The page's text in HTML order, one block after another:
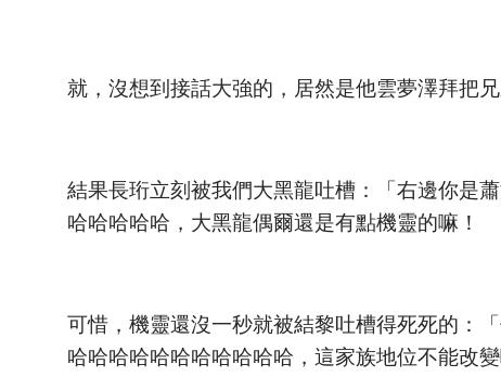
就，沒想到接話大強的，居然是他雲夢澤拜把
結果長珩立刻被我們大黑龍吐槽：「右邊你是
哈哈哈哈哈，大黑龍偶爾還是有點機靈的嘛！
可惜，機靈還沒一秒就被結黎吐槽得死死的：
哈哈哈哈哈哈哈哈哈哈哈，這家族地位不能改變